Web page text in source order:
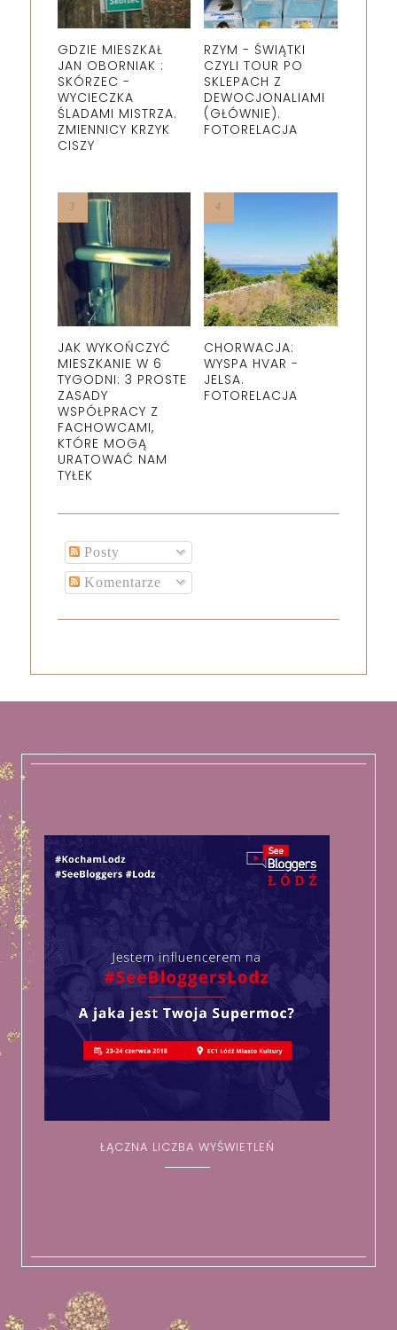
GDZIE MIESZKAŁ
JAN OBORNIAK :
SKÓRZEC -
WYCIECZKA
ŚLADAMI MISTRZA.
ZMIENNICY KRZYK
CISZY
RZYM - ŚWIĄTKI
CZYLI TOUR PO
SKLEPACH Z
DEWOCJONALIAMI
(GŁÓWNIE).
FOTORELACJA
JAK WYKOŃCZYĆ
MIESZKANIE W 6
TYGODNI: 3 PROSTE
ZASADY
WSPÓŁPRACY Z
FACHOWCAMI,
KTÓRE MOGĄ
URATOWAĆ NAM
TYŁEK
CHORWACJA:
WYSPA HVAR -
JELSA.
FOTORELACJA
Posty
Komentarze
ŁĄCZNA LICZBA WYŚWIETLEŃ